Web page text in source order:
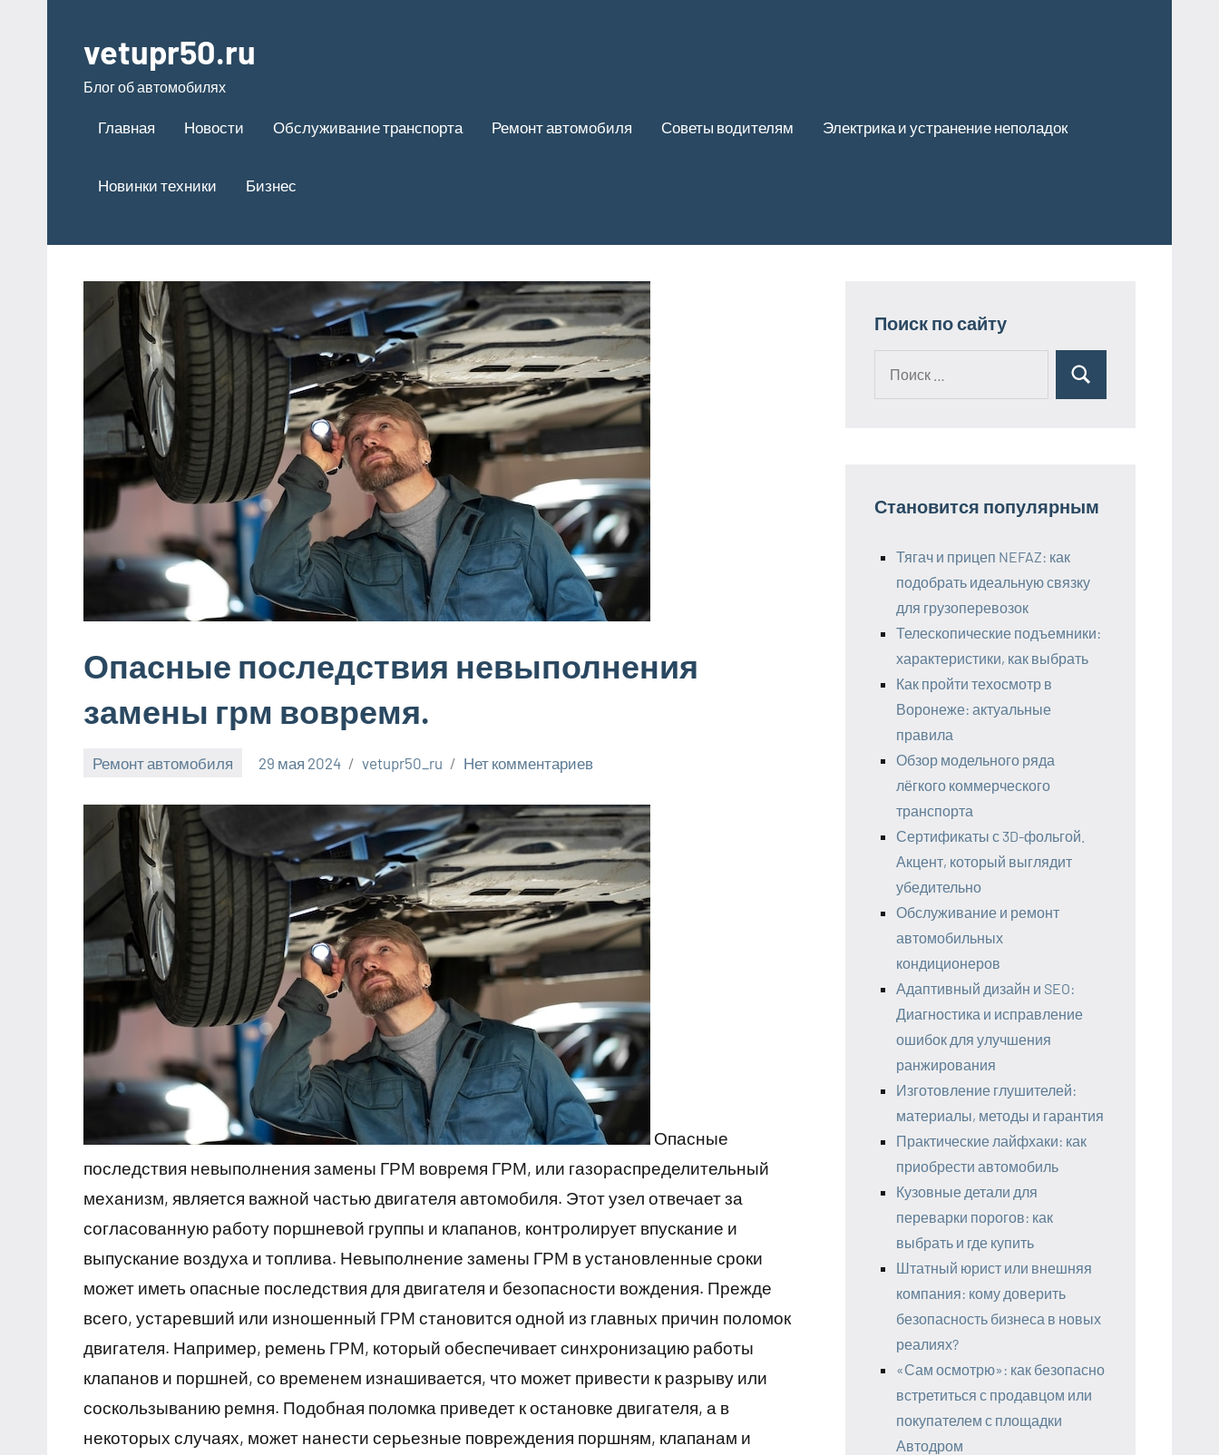
содержимому
vetupr50.ru
Блог об автомобилях
Главная Новости Обслуживание транспорта Ремонт автомобиля Советы водителям Электрика и устранение неполадок
Новинки техники Бизнес
Опасные последствия невыполнения
замены грм вовремя.
Ремонт автомобиля 29 мая 2024 vetupr50_ru Нет комментариев
Опасные
последствия невыполнения замены ГРМ вовремя ГРМ, или газораспределительный
механизм, является важной частью двигателя автомобиля. Этот узел отвечает за
согласованную работу поршневой группы и клапанов, контролирует впускание и
выпускание воздуха и топлива. Невыполнение замены ГРМ в установленные сроки
может иметь опасные последствия для двигателя и безопасности вождения. Прежде
всего, устаревший или изношенный ГРМ становится одной из главных причин поломок
двигателя. Например, ремень ГРМ, который обеспечивает синхронизацию работы
клапанов и поршней, со временем изнашивается, что может привести к разрыву или
соскользыванию ремня. Подобная поломка приведет к остановке двигателя, а в
некоторых случаях, может нанести серьезные повреждения поршням, клапанам и
Поиск по сайту
Поиск
Становится популярным
Тягач и прицеп NEFAZ: как
подобрать идеальную связку
для грузоперевозок
Телескопические подъемники:
характеристики, как выбрать
Как пройти техосмотр в
Воронеже: актуальные
правила
Обзор модельного ряда
лёгкого коммерческого
транспорта
Сертификаты с 3D-фольгой.
Акцент, который выглядит
убедительно
Обслуживание и ремонт
автомобильных
кондиционеров
Адаптивный дизайн и SEO:
Диагностика и исправление
ошибок для улучшения
ранжирования
Изготовление глушителей:
материалы, методы и гарантия
Практические лайфхаки: как
приобрести автомобиль
Кузовные детали для
переварки порогов: как
выбрать и где купить
Штатный юрист или внешняя
компания: кому доверить
безопасность бизнеса в новых
реалиях?
«Сам осмотрю»: как безопасно
встретиться с продавцом или
покупателем с площадки
Автодром